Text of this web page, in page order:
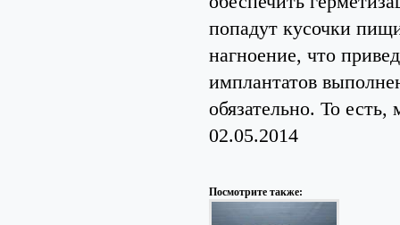
попадут кусочки
нагноение, что
имплантатов
обязательно. То
02.05.2014
Посмотрите также: